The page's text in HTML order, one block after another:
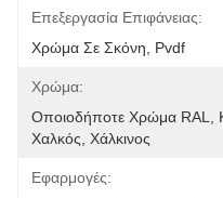
Επεξεργασία Επιφάνειας:
Χρώμα Σε Σκόνη, Pvdf
Χρώμα:
Οποιοδήποτε Χρώμα RAL,
Χαλκός, Χάλκινος
Εφαρμογές: